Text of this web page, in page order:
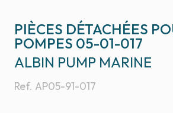
PIÈCES DÉTACHÉES
POMPES 05-01-017
Ref. AP05-91-017
ALBIN PUMP MARINE